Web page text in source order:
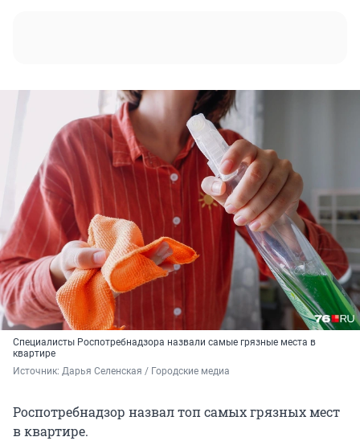
Специалисты Роспотребнадзора назвали самые грязные места в
квартире
Источник: Дарья Селенская / Городские медиа
Роспотребнадзор назвал топ самых грязных мест
в квартире.